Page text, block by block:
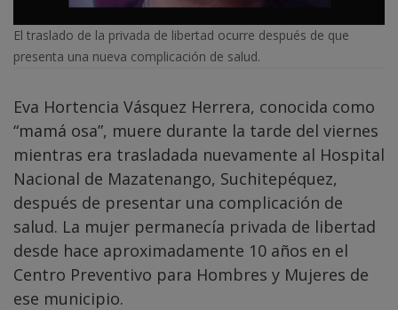
El traslado de la privada de libertad ocurre después de que
presenta una nueva complicación de salud.
Eva Hortencia Vásquez Herrera, conocida como
“mamá osa”, muere durante la tarde del viernes
mientras era trasladada nuevamente al Hospital
Nacional de Mazatenango, Suchitepéquez,
después de presentar una complicación de
salud. La mujer permanecía privada de libertad
desde hace aproximadamente 10 años en el
Centro Preventivo para Hombres y Mujeres de
ese municipio.